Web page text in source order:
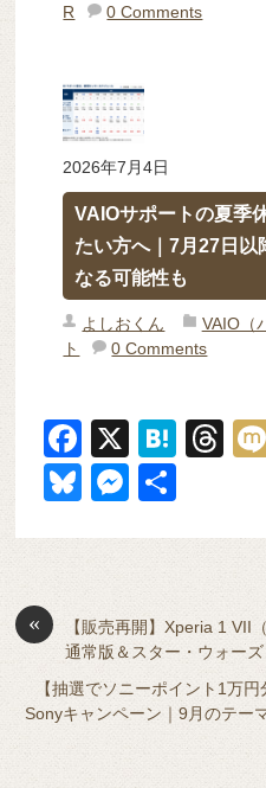
R
0 Comments
2026年7月4日
VAIOサポートの夏季
たい方へ｜7月27日以
なる可能性も
よしおくん VAIO（
ト
0 Comments
F
a
c
e
o
o
k
X
H
n
T
a
s
Bl
y
M
n
g
er
«
【販売再開】Xperia 1 VII
通常版＆スター・ウォー
【抽選でソニーポイント1万
Sonyキャンペーン｜9月のテー